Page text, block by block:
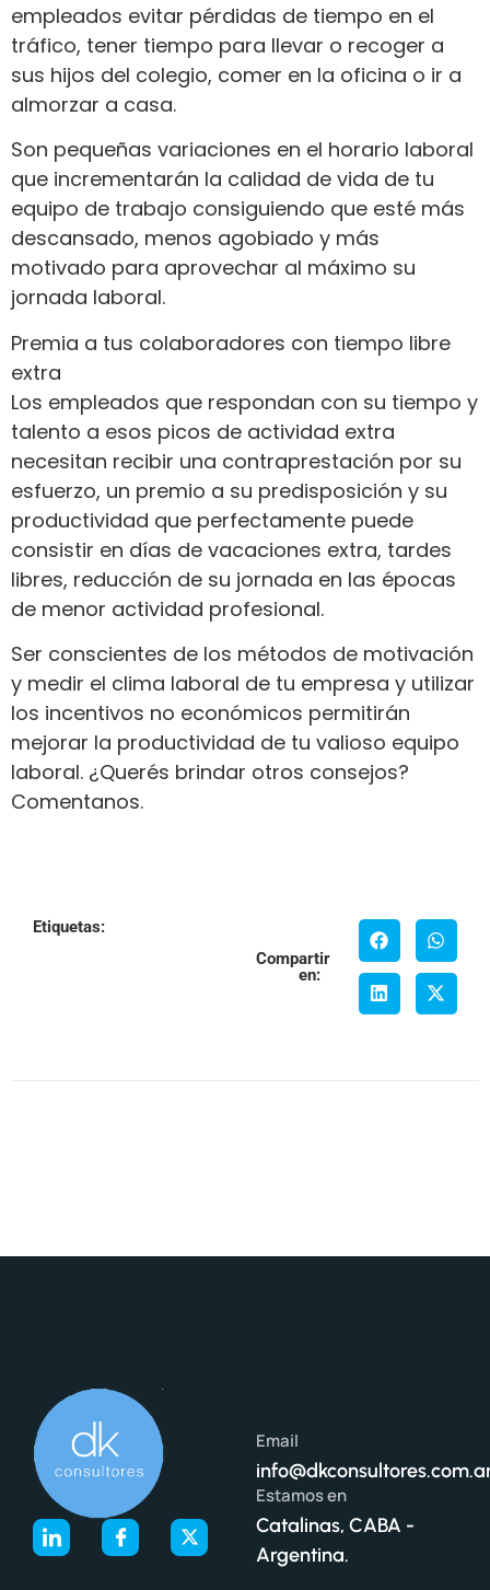
empleados evitar pérdidas de tiempo en el
tráfico, tener tiempo para llevar o recoger a
sus hijos del colegio, comer en la oficina o ir a
almorzar a casa.
Son pequeñas variaciones en el horario laboral
que incrementarán la calidad de vida de tu
equipo de trabajo consiguiendo que esté más
descansado, menos agobiado y más
motivado para aprovechar al máximo su
jornada laboral.
Premia a tus colaboradores con tiempo libre
extra
Los empleados que respondan con su tiempo y
talento a esos picos de actividad extra
necesitan recibir una contraprestación por su
esfuerzo, un premio a su predisposición y su
productividad que perfectamente puede
consistir en días de vacaciones extra, tardes
libres, reducción de su jornada en las épocas
de menor actividad profesional.
Ser conscientes de los métodos de motivación
y medir el clima laboral de tu empresa y utilizar
los incentivos no económicos permitirán
mejorar la productividad de tu valioso equipo
laboral. ¿Querés brindar otros consejos?
Comentanos.
Etiquetas:
Compartir
en:
Email
Estamos en
Catalinas, CABA -
Argentina.